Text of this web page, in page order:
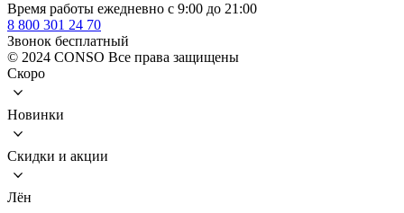
Время работы ежедневно с 9:00 до 21:00
8 800 301 24 70
Звонок бесплатный
© 2024 CONSO Все права защищены
Скоро
Новинки
Скидки и акции
Лён